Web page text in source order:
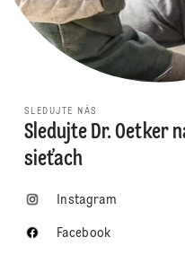
SLEDUJTE NÁS
Sledujte Dr. Oetker
sieťach
Instagram
Facebook